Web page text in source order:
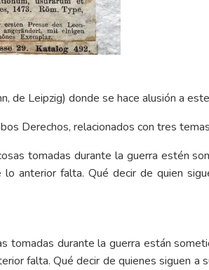
de Leipzig) donde se hace alusión a
Derechos, relacionados con tres
tomadas durante la guerra están
falta. Qué decir de quienes siguen a